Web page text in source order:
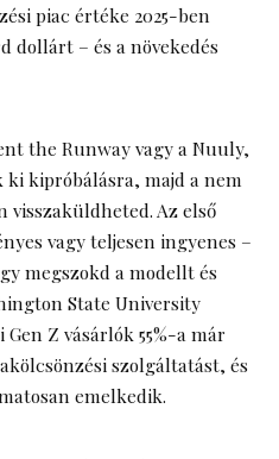
piac értéke 2025-ben
dollárt – és a növekedés
the Runway vagy a Nuuly,
kipróbálásra, majd a nem
visszaküldheted. Az első
vagy teljesen ingyenes –
megszokd a modellt és
State University
Z vásárlók 55%-a már
szolgáltatást, és
emelkedik.